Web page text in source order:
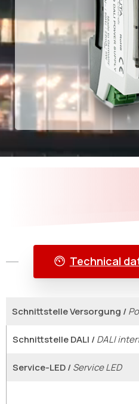
Technical
Schnittstelle Versorgung /
Schnittstelle DALI /DALI
Service-LED /Service LED